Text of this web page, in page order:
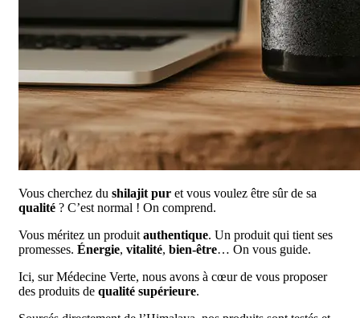
Vous cherchez du shilajit pur et vous voulez être sûr de sa
qualité ? C’est normal ! On comprend.
Vous méritez un produit authentique. Un produit qui tient ses
promesses. Énergie, vitalité, bien-être… On vous guide.
Ici, sur Médecine Verte, nous avons à cœur de vous proposer
des produits de qualité supérieure.